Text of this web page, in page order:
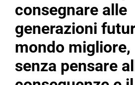
consegnare alle
generazioni
mondo migliore,
senza pensare